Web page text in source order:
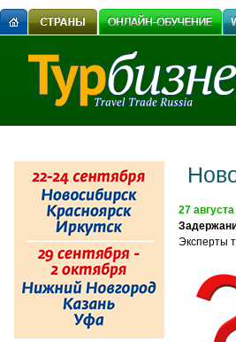
27 августа
Эксперты